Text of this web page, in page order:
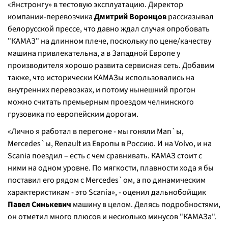
«Янстронгу» в тестовую эксплуатацию. Директор
компании-перевозчикаДмитрий Воронцоврассказывал
белорусской прессе, что давно ждал случая опробовать
"КАМАЗ" на длинном плече, поскольку по цене/качеству
машина привлекательна, а в Западной Европе у
производителя хорошо развита сервисная сеть. Добавим
также, что исторически КАМАЗы использовались на
внутренних перевозках, и потому нынешний прогон
можно считать премьерным проездом челнинского
грузовика по европейским дорогам.
«Лично я работал в перегоне - мы гоняли Man`ы,
Mercedes`ы, Renault из Европы в Россию. И на Volvo, и на
Scania поездил – есть с чем сравнивать. КАМАЗ стоит с
ними на одном уровне. По мягкости, плавности хода я бы
поставил его рядом с Mercedes`ом, а по динамическим
характеристикам - это Scania», - оценил дальнобойщик
Павел Синькевич машину в целом. Делясь подробностями,
он отметил много плюсов и несколько минусов "КАМАЗа".